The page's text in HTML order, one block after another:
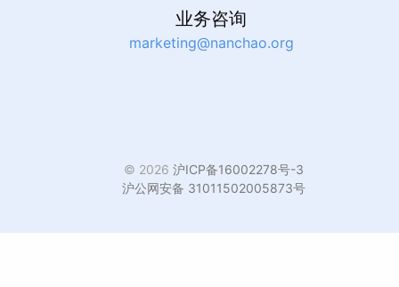
业务咨询
marketing@nanchao.org
© 2026 沪ICP备16002278号-3
沪公网安备 31011502005873号